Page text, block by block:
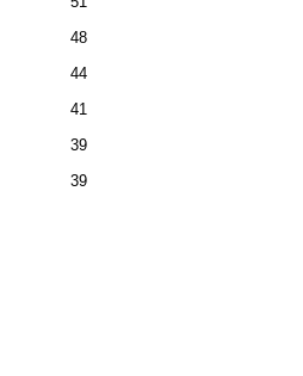
48
44
41
39
39